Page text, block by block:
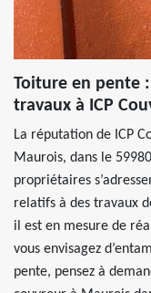
Toiture en pente
travaux à ICP
La réputation de ICP
Maurois, dans le
propriétaires
relatifs à des travaux
il est en mesure de
vous envisagez
pente, pensez à